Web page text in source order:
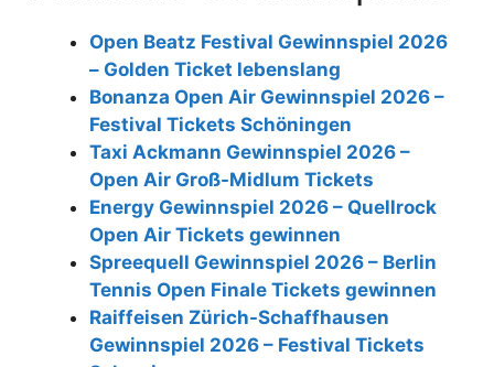
Open Beatz Festival Gewinnspiel 2026
– Golden Ticket lebenslang
Bonanza Open Air Gewinnspiel 2026 –
Festival Tickets Schöningen
Taxi Ackmann Gewinnspiel 2026 –
Open Air Groß-Midlum Tickets
Energy Gewinnspiel 2026 – Quellrock
Open Air Tickets gewinnen
Spreequell Gewinnspiel 2026 – Berlin
Tennis Open Finale Tickets gewinnen
Raiffeisen Zürich-Schaffhausen
Gewinnspiel 2026 – Festival Tickets